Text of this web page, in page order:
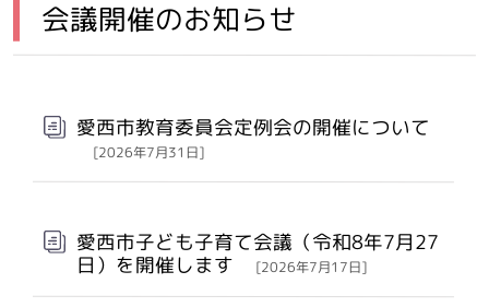
会議開催のお知らせ
愛西市教育委員会定例会の開催について
[2026年7月31日]
愛西市子ども子育て会議（令和8年7月27
日）を開催します [2026年7月17日]